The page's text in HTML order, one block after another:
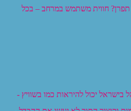
חווית משתמש במרחב – בכל
יכול להיראות כמו בשוויץ -